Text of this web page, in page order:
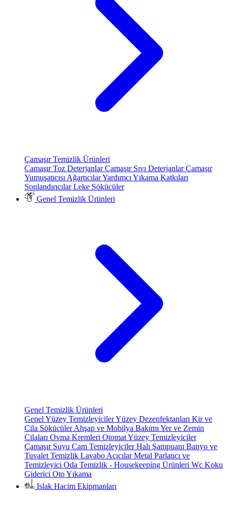
Çamaşır Temizlik Ürünleri
Çamaşır Toz DeterjanlarÇamaşır Sıvı DeterjanlarÇamaşır
Yumuşatıcısı AğartıcılarYardımcı Yıkama Katkıları
SonlandırıcılarLeke Sökücüler
Genel Temizlik Ürünleri
Genel Temizlik Ürünleri
Genel Yüzey TemizleyicilerYüzey Dezenfektanları Kir ve
Cila SökücülerAhşap ve Mobilya Bakımı Yer ve Zemin
Cilaları Ovma Kremleri Otomat Yüzey Temizleyiciler
Çamaşır Suyu Cam TemizleyicilerHalı Şampuanı Banyo ve
Tuvalet Temizlik Lavabo AçıcılarMetal Parlatıcı ve
Temizleyici Oda Temizlik - Housekeeping Ürünleri Wc Koku
Giderici Oto Yıkama
Islak Hacim Ekipmanları